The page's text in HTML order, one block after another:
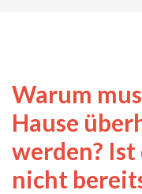
Warum
Hause
werden?
nicht